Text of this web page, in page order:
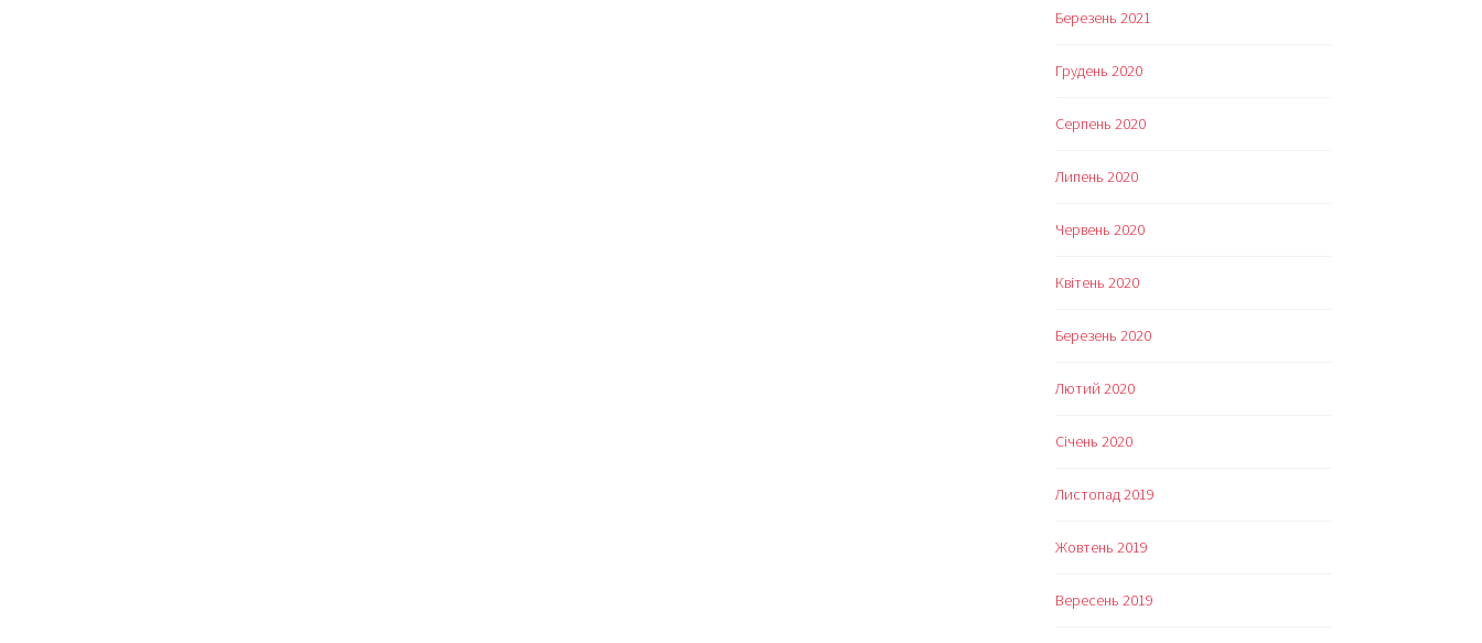
Березень 2021
Грудень 2020
Серпень 2020
Липень 2020
Червень 2020
Квітень 2020
Березень 2020
Лютий 2020
Січень 2020
Листопад 2019
Жовтень 2019
Вересень 2019